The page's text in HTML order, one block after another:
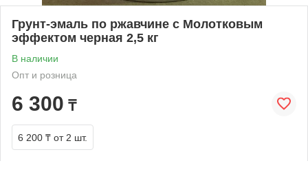
Грунт-эмаль по ржавчине с Молотковым
эффектом черная 2,5 кг
В наличии
Опт и розница
6 300 ₸
6 200 ₸ от 2 шт.